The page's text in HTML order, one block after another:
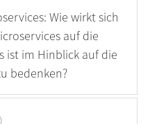
Wie wirkt sich
auf die
ist im Hinblick auf die
bedenken?